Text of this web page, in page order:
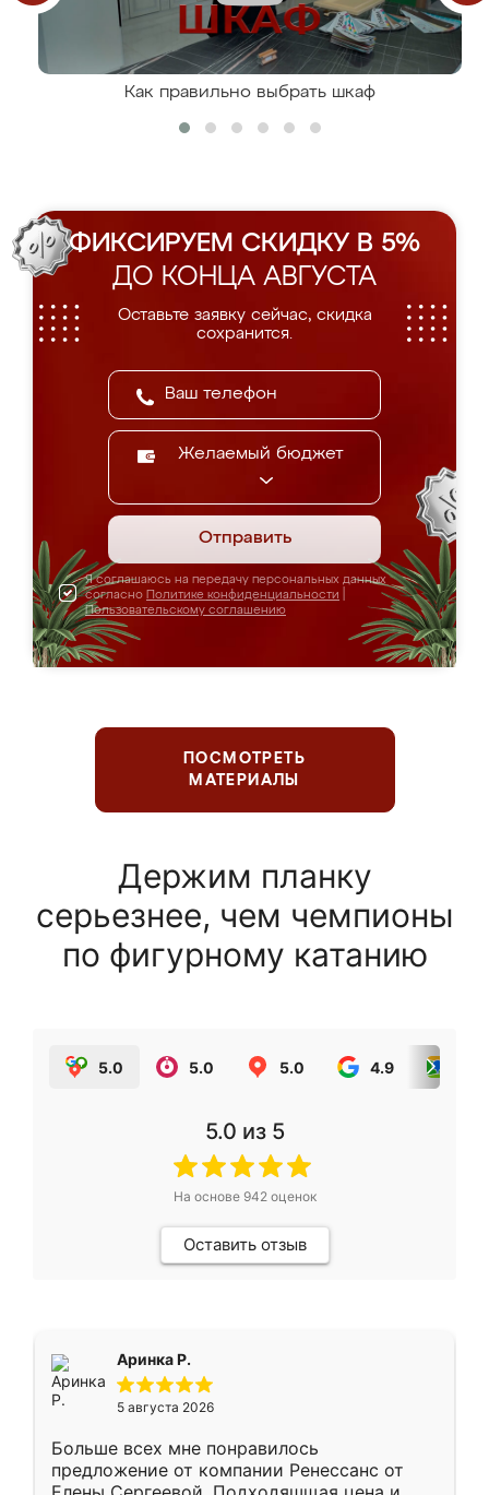
Как правильно выбрать шкаф
ФИКСИРУЕМ СКИДКУ В 5%
ДО КОНЦА АВГУСТА
Оставьте заявку сейчас, скидка
сохранится.
Желаемый бюджет
Отправить
Я соглашаюсь на передачу персональных данных
согласно Политике конфиденциальности
Пользовательскому соглашению
ПОСМОТРЕТЬ
МАТЕРИАЛЫ
Держим планку
серьезнее, чем чемпионы
по фигурному катанию
5.0 5.0 5.0 4.9
5.0 из 5
На основе 942оценок
Оставить отзыв
Аринка Р.
5 августа 2026
Больше всех мне понравилось
предложение от компании Ренессанс от